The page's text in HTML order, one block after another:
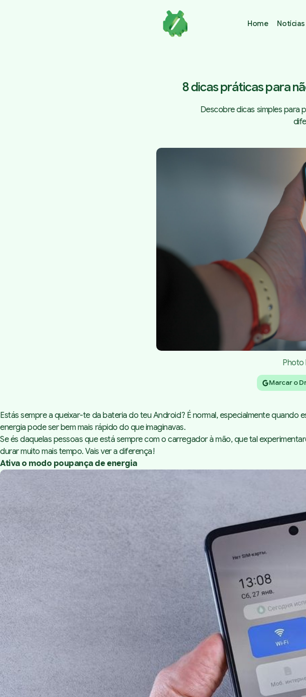
Home Notícias
8 dicas práticas para
Descobre dicas simples para
Photo
Marcar o
Estás sempre a queixar-te da bateria do teu Android? É normal, especialmente
energia pode ser bem mais rápido do que imaginavas.
Se és daquelas pessoas que está sempre com o carregador à mão, que tal
durar muito mais tempo. Vais ver a diferença!
Ativa o modo poupança de energia